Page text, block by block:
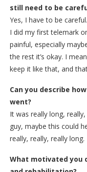
still need to be
Yes, I have to be
I did my first telemark
painful, especially
the rest it’s okay. I
keep it like that, and
Can you describe
went?
It was really long,
guy, maybe this could
really, really, really long.
What motivated you